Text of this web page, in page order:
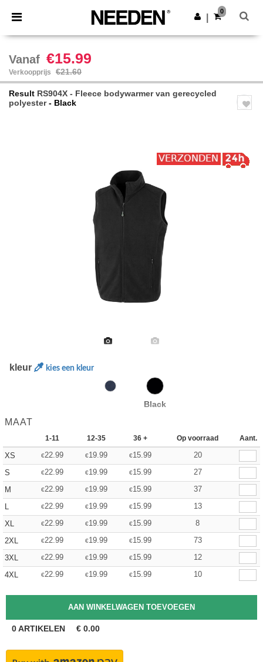
× Needen-app
Betere prijzen in de app!
Download app
0
Vanaf €15.99
Verkoopprijs €21.60
Result RS904X - Fleece bodywarmer van gerecycled
polyester- Black
kleur kies een kleur
Black
MAAT
1-11 12-35 36 + Op voorraad Aant.
XS €22.99 €19.99 €15.99
20
S
€22.99 €19.99 €15.99
27
M
€22.99 €19.99 €15.99
37
L
€22.99 €19.99 €15.99
13
XL
€22.99 €19.99 €15.99
8
2XL
€22.99 €19.99 €15.99
73
3XL
€22.99 €19.99 €15.99
12
4XL
€22.99 €19.99 €15.99 10
0ARTIKELEN € 0.00